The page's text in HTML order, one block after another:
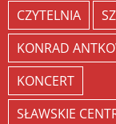
CZYTELNIA
KONRAD
KONCERT
SŁAWSKIE